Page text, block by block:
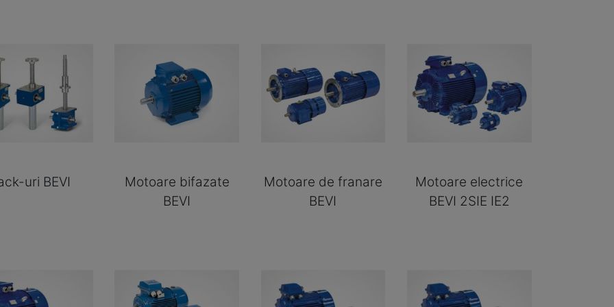
uri BEVI
Motoare bifazate
BEVI
Motoare de franare
BEVI
Motoare electrice
BEVI 2SIE IE2